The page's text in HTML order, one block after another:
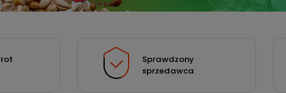
Sprawdzony
sprzedawca